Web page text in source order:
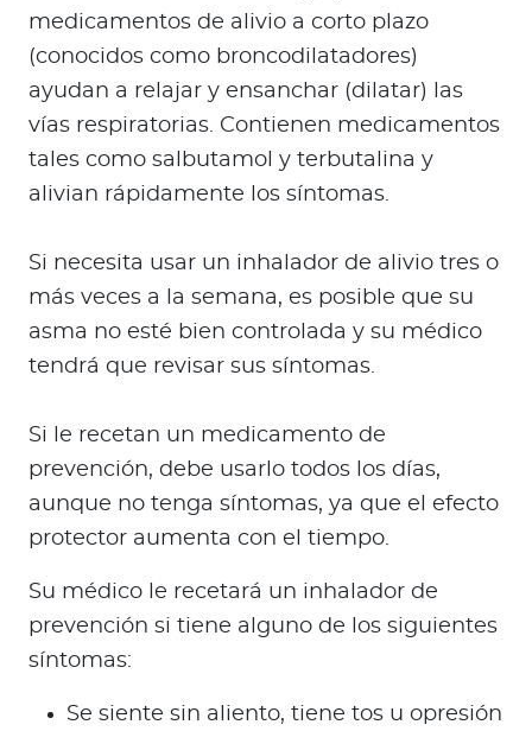
medicamentos de alivio a corto plazo
(conocidos como broncodilatadores)
ayudan a relajar y ensanchar (dilatar) las
vías respiratorias. Contienen medicamentos
tales como salbutamol y terbutalina y
alivian rápidamente los síntomas.
Si necesita usar un inhalador de alivio tres o
más veces a la semana, es posible que su
asma no esté bien controlada y su médico
tendrá que revisar sus síntomas.
Si le recetan un medicamento de
prevención, debe usarlo todos los días,
aunque no tenga síntomas, ya que el efecto
protector aumenta con el tiempo.
Su médico le recetará un inhalador de
prevención si tiene alguno de los siguientes
síntomas:
Se siente sin aliento, tiene tos u opresión